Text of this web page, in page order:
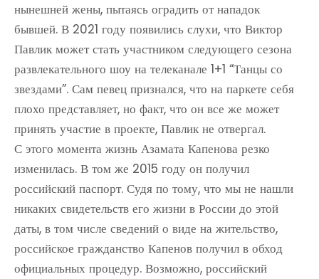
нынешней жены, пытаясь оградить от нападок
бывшей. В 2021 году появились слухи, что Виктор
Павлик может стать участником следующего сезона
развлекательного шоу на телеканале 1+1 “Танцы со
звездами”. Сам певец признался, что на паркете себя
плохо представляет, но факт, что он все же может
принять участие в проекте, Павлик не отвергал.
С этого момента жизнь Азамата Капенова резко
изменилась. В том же 2015 году он получил
российский паспорт. Судя по тому, что мы не нашли
никаких свидетельств его жизни в России до этой
даты, в том числе сведений о виде на жительство,
российское гражданство Капенов получил в обход
официальных процедур. Возможно, российский